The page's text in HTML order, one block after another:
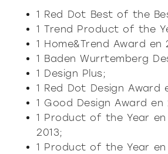
1 Red Dot Best of the
1 Trend Product of the
1 Home&Trend Award en
1 Baden Wurrtemberg
1 Design Plus;
1 Red Dot Design Award
1 Good Design Award en
1 Product of the Year en
2013;
1 Product of the Year en